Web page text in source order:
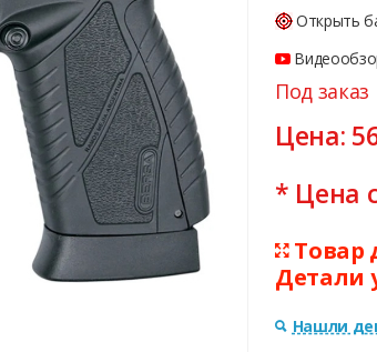
Открыть
Под заказ
Цена:
* Цена
Товар
Детали
Нашли